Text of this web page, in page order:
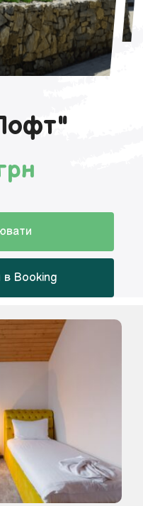
в Booking